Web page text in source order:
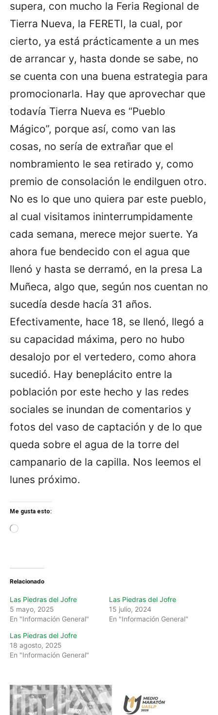
supera, con mucho la Feria Regional de
Tierra Nueva, la FERETI, la cual, por
cierto, ya está prácticamente a un mes
de arrancar y, hasta donde se sabe, no
se cuenta con una buena estrategia para
promocionarla. Hay que aprovechar que
todavía Tierra Nueva es “Pueblo
Mágico”, porque así, como van las
cosas, no sería de extrañar que el
nombramiento le sea retirado y, como
premio de consolación le endilguen otro.
No es lo que uno quiera par este pueblo,
al cual visitamos ininterrumpidamente
cada semana, merece mejor suerte. Ya
ahora fue bendecido con el agua que
llenó y hasta se derramó, en la presa La
Muñeca, algo que, según nos cuentan no
sucedía desde hacía 31 años.
Efectivamente, hace 18, se llenó, llegó a
su capacidad máxima, pero no hubo
desalojo por el vertedero, como ahora
sucedió. Hay beneplácito entre la
población por este hecho y las redes
sociales se inundan de comentarios y
fotos del vaso de captación y de lo que
queda sobre el agua de la torre del
campanario de la capilla. Nos leemos el
lunes próximo.
Me gusta esto:
g
Relacionado
Las Piedras del Jofre
5 mayo, 2025
En "Información General"
Las Piedras del Jofre
15 julio, 2024
En "Información General"
Las Piedras del Jofre
18 agosto, 2025
En "Información General"